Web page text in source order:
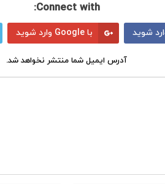
Connect with:
با Google وارد شوید
آدرس ایمیل شما منتشر نخواهد شد.